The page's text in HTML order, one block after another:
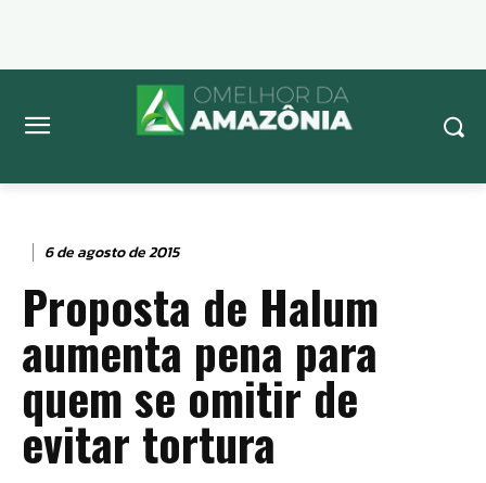
6 de agosto de 2015
Proposta de Halum
aumenta pena para
quem se omitir de
evitar tortura